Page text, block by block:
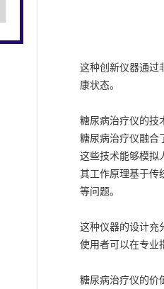
这种创新仪器通过
康状态。
糖尿病治疗仪的技
糖尿病治疗仪融合
这些技术能够模拟
其工作原理基于传
等问题。
这种仪器的设计充
使用者可以在专业
糖尿病治疗仪的价